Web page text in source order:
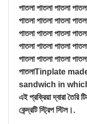
পাতলা পাতলা পাতলা
পাতলা পাতলা পাতলা
পাতলা পাতলা পাতলা
পাতলা পাতলা পাতলা
পাতলা পাতলা পাতলা
পাতলাTinplate
sandwich in
এই প্রক্রিয়া দ্বারা তৈরি
কেন্দ্রটি স্ট্রিপ স্টিল।.